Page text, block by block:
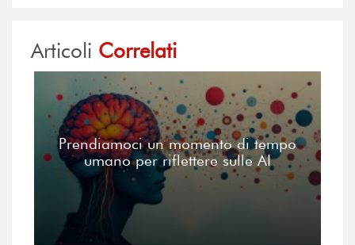
Articoli Correlati
Prendiamoci un momento di tempo
umano per riflettere sulle AI